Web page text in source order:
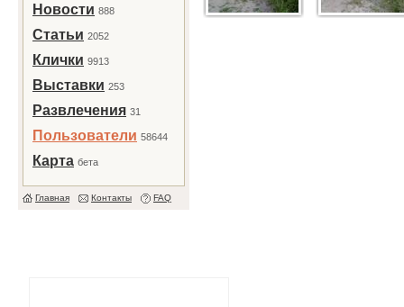
Новости 888
Статьи 2052
Клички 9913
Выставки 253
Развлечения 31
Пользователи 58644
Карта бета
Главная Контакты FAQ